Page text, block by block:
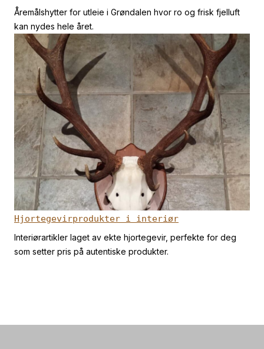
Åremålshytter for utleie i Grøndalen hvor ro og frisk fjelluft
kan nydes hele året.
Hjortegevirprodukter i interiør
Interiørartikler laget av ekte hjortegevir, perfekte for deg
som setter pris på autentiske produkter.